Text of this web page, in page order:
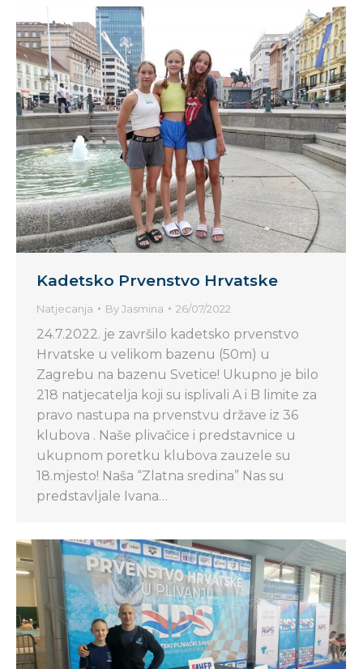
Kadetsko Prvenstvo Hrvatske
Natjecanja ByJasmina 26/07/2022
24.7.2022. je završilo kadetsko prvenstvo
Hrvatske u velikom bazenu (50m) u
Zagrebu na bazenu Svetice! Ukupno je bilo
218 natjecatelja koji su isplivali A i B limite za
pravo nastupa na prvenstvu države iz 36
klubova . Naše plivačice i predstavnice u
ukupnom poretku klubova zauzele su
18.mjesto! Naša “Zlatna sredina” Nas su
predstavljale Ivana…